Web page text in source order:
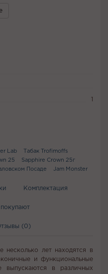
Lab
Табак Trofimoffs
25
Sapphire Crown 25г
Посаде
Jam Monster
Комплектация
(0)
лет находятся в
и функциональные
в различных